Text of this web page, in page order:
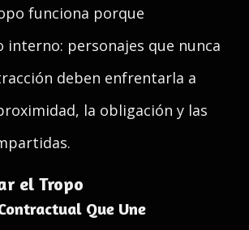
funciona porque
interno: personajes que nunca
deben enfrentarla a
la obligación y las
el Tropo
Que Une